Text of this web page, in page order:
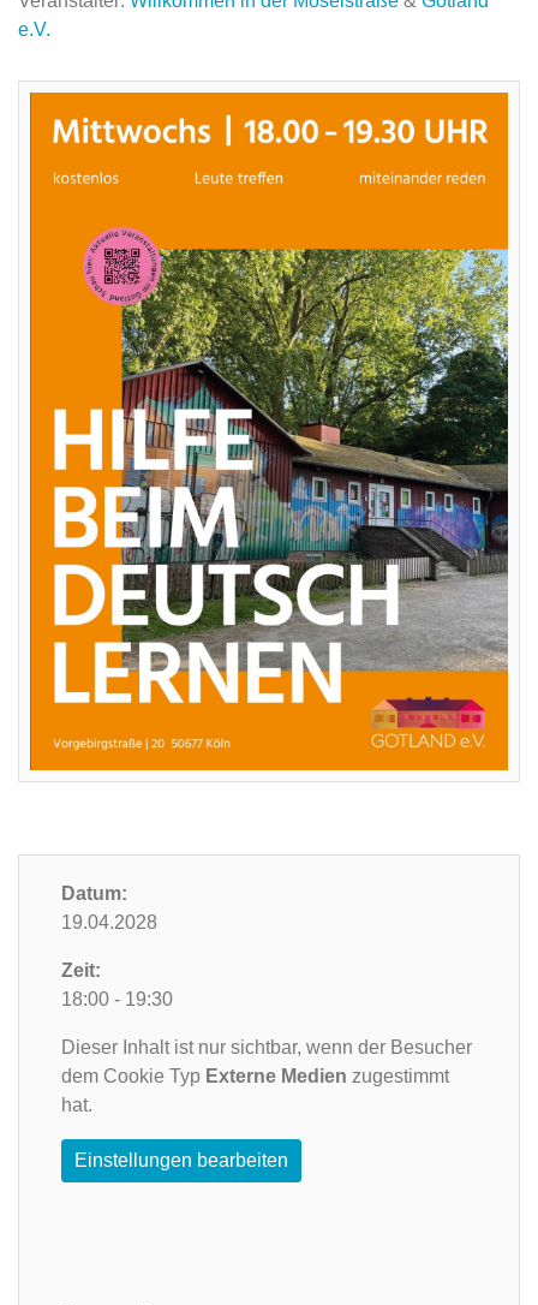
e.V.
Datum:
19.04.2028
Zeit:
18:00 - 19:30
Dieser Inhalt ist nur sichtbar, wenn der Besucher
dem Cookie Typ Externe Medien zugestimmt
hat.
Einstellungen bearbeiten